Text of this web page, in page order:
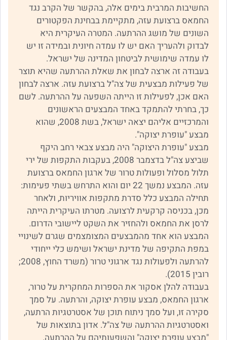
החשיבות המרבית בימים אלה, בהקשר של הקרב נגד
החמאס ברצועת עזה, מתקיימת בבחינת הפקטורים
השונים של מושג ההרתעה. המטרה העיקרית היא
לבדוק ולהעריך האם יש לו עמדה חיונית ובמידה זו יש
לו עמדה שימושית לביטחון המדינה של ישראל.
בעבודה זה ארצה לבחון את שאלת ההרתעה שהיא תוצר
של פעילות מבצעית של צה"ל ברצועת עזה. ארצה לבחון
האם אכן, לפעילות זו הייתה השפעה על ההרתעה. לשם
כך, בחרתי להתמקד באחד המבצעים הראשונים
והמרכזיים אליהם יצאה ישראל, בשת 2008, שהוא
מבצע "עופרת יצוקה".
מבצע "עופרת היצוקה" היה מבצע צבאי רחב היקף
שביצע צה"ל בדצמבר 2008, בעקבות התקפות של ירי
תלול מסלול ופעולות טרור של ארגון החמאס ברצועת
עזה. המבצע נמשך 22 יום והוא התרחש בשתי פעימות:
תחילה המבצע כלל סדרת מתקפות אוויריות, ולאחר
מכן, בכניסה קרקעית לרצועה. מטרתו העיקרית הייתה
לרסן את החמאס ולהחזיר את השקט ליישובי הדרום.
המבצע הוא אחד מהמבצעים המצומצמים שגרם לשינויי
במפת התקיפה של מדינת ישראל ושימש כלי ייחודי
להרתעה ולפעולות נגד ארגוני טרור (משרד החוץ, 2008;
רובין 2015).
בעבודה להלן אסקור את הספרות המחקרית על טרור,
ארגון החמאס, מבצע עופרת יצוקה, והרתעה. על סמך
סקירה זו, ועל סמך ניתוח תוכן של אסטרטגיות הרתעה,
ואסטרטגיות ההרתעה של צה"ל. אדון בתוצאות של